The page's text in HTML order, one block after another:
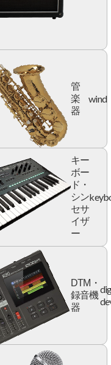
管
楽
器
wind
キー
ボー
ド・
シン
セサ
イザ
ー
DTM・
録音機
器